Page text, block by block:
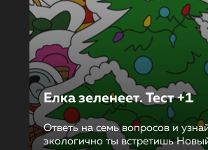
Елка зеленеет. Тест +1
Ответь на семь вопросов и
экологично ты встретишь